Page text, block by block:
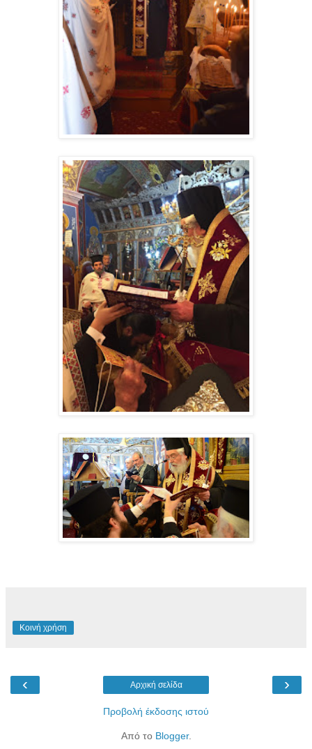
Κοινή χρήση
‹ ›
Αρχική σελίδα
Προβολή έκδοσης ιστού
Από το Blogger.